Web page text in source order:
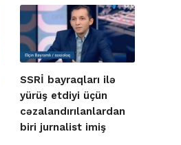
SSRİ bayraqları ilə
yürüş etdiyi üçün
cəzalandırılanlardan
biri jurnalist imiş